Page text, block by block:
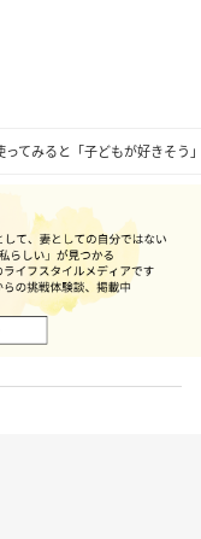
ってみると「子どもが好きそう